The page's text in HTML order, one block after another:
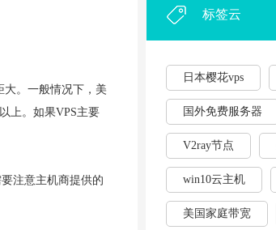
大。一般情况下，美
上。如果VPS主要
注意主机商提供的
标签云
日本樱花vps
国外免费服务器
V2ray节点
win10云主机
美国家庭带宽